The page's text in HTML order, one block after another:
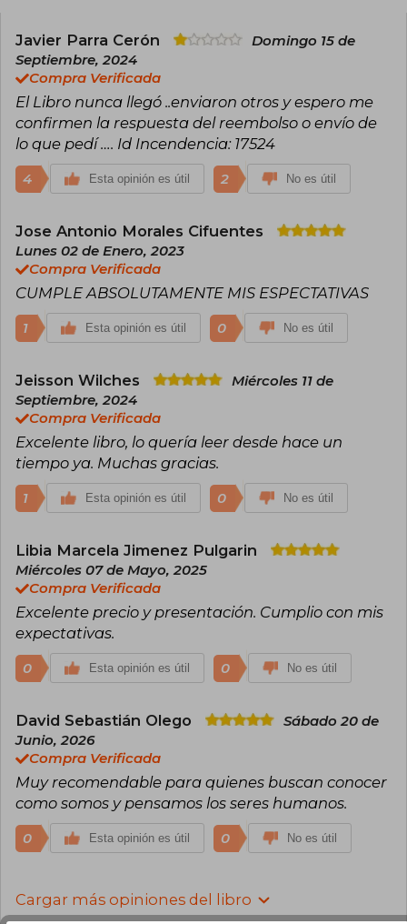
algunas de las academias científicas más
prestigiosas del mundo. También ha recibido
numerosos premios, entre ellos el Príncipe de
Asturias de Ciencia y Tecnología en 2005 y el del
Mayor Investigador Reconocido del Instituto de
la Información Científica. Ha tratado sus
investigaciones e ideas en libros como El error
de Descartes, La sensación de lo que ocurre, Y
el cerebro creó al hombre y En Busca de
Spinoza, traducidos en el mundo entero y
Javier Parra Cerón
Domingo 15 de
Septiembre, 2024
Compra Verificada
El Libro nunca llegó ..enviaron otros y espero me
confirmen la respuesta del reembolso o envío de
lo que pedí …. Id Incendencia: 17524
4 Esta opinión es útil 2 No es útil
Jose Antonio Morales Cifuentes
Lunes 02 de Enero, 2023
Compra Verificada
CUMPLE ABSOLUTAMENTE MIS ESPECTATIVAS
1 Esta opinión es útil 0 No es útil
Jeisson Wilches
Miércoles 11 de
Septiembre, 2024
Compra Verificada
Excelente libro, lo quería leer desde hace un
tiempo ya. Muchas gracias.
1 Esta opinión es útil 0 No es útil
Libia Marcela Jimenez Pulgarin
Miércoles 07 de Mayo, 2025
Compra Verificada
Excelente precio y presentación. Cumplio con mis
expectativas.
0 Esta opinión es útil 0 No es útil
David Sebastián Olego
Sábado 20 de
Junio, 2026
Compra Verificada
Muy recomendable para quienes buscan conocer
como somos y pensamos los seres humanos.
0 Esta opinión es útil 0 No es útil
Cargar más opiniones del libro